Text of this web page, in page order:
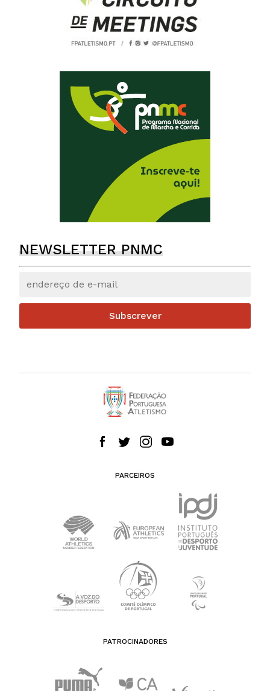
NEWSLETTER PNMC
Subscrever
PARCEIROS
PATROCINADORES